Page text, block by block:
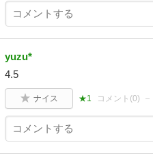
yuzu*
4.5
ナイス ★1 コメント(0)